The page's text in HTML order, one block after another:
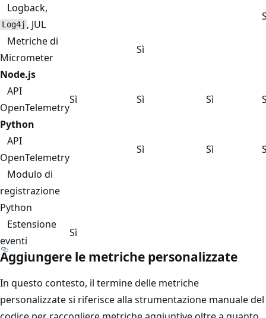
Logback,
Log4j , JUL
Metriche di
Micrometer
Sì
Node.js
API
OpenTelemetry
Sì Sì Sì
Python
API
OpenTelemetry
Sì Sì
Modulo di
registrazione
Python
Estensione
eventi
Sì
Aggiungere le metriche personalizzate
In questo contesto, il termine delle metriche
personalizzate si riferisce alla strumentazione manuale del